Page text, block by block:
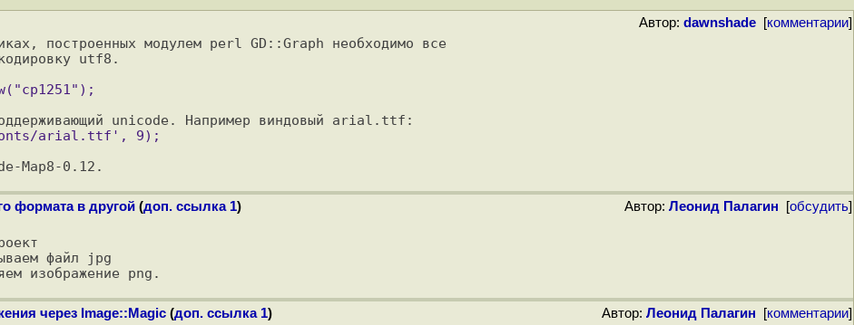
Автор: dawnshade [комментарии]
построенных модулем perl GD::Graph необходимо все
utf8.
формата в другой (доп. ссылка 1) Автор: Леонид Палагин [обсудить]
файл jpg
через Image::Magic (доп. ссылка 1) Автор: Леонид Палагин [комментарии]